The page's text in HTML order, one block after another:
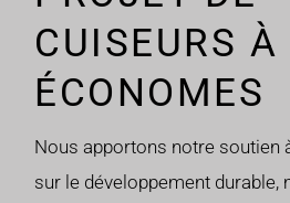
CUISEURS À
ÉCONOMES
Nous apportons notre soutien
sur le développement durable,